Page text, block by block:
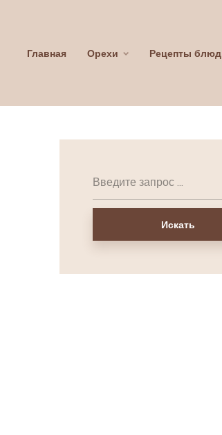
Главная Орехи Рецепты блюд
Искать